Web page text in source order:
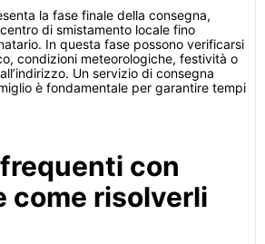
la fase finale della consegna,
di smistamento locale fino
In questa fase possono verificarsi
condizioni meteorologiche, festività o
Un servizio di consegna
è fondamentale per garantire tempi
con
come risolverli